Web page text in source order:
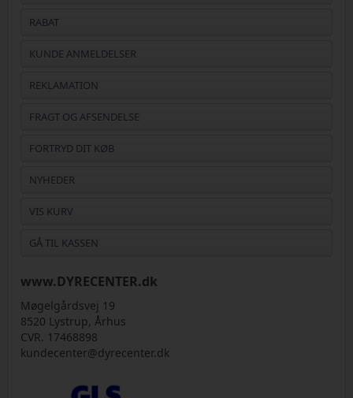
RABAT
KUNDE ANMELDELSER
REKLAMATION
FRAGT OG AFSENDELSE
FORTRYD DIT KØB
NYHEDER
VIS KURV
GÅ TIL KASSEN
www.DYRECENTER.dk
Møgelgårdsvej 19
8520 Lystrup, Århus
CVR. 17468898
kundecenter@dyrecenter.dk